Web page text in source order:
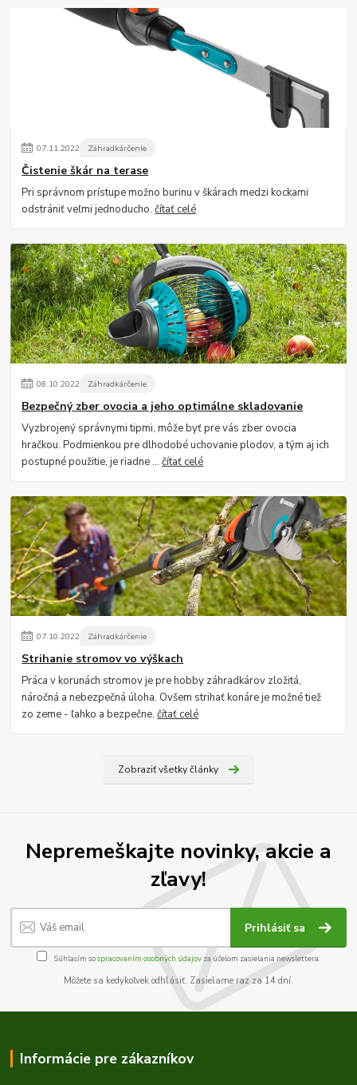
07.11.2022 Záhradkárčenie
Čistenie škár na terase
Pri správnom prístupe možno burinu v škárach medzi kockami
odstrániť veľmi jednoducho.čítať celé
08.10.2022 Záhradkárčenie
Bezpečný zber ovocia a jeho optimálne skladovanie
Vyzbrojený správnymi tipmi, môže byť pre vás zber ovocia
hračkou. Podmienkou pre dlhodobé uchovanie plodov, a tým aj ich
postupné použitie, je riadne ...čítať celé
07.10.2022 Záhradkárčenie
Strihanie stromov vo výškach
Práca v korunách stromov je pre hobby záhradkárov zložitá,
náročná a nebezpečná úloha. Ovšem strihať konáre je možné tiež
zo zeme - ľahko a bezpečne.čítať celé
Zobraziť všetky články
Nepremeškajte novinky, akcie a
zľavy!
Prihlásiť sa
Súhlasím sospracovaním osobných údajov za účelom zasielania newslettera.
Môžete sa kedykoľvek odhlásiť. Zasielame raz za 14 dní.
Informácie pre zákazníkov